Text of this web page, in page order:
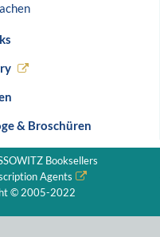
& Broschüren
Booksellers
Agents
© 2005-2022